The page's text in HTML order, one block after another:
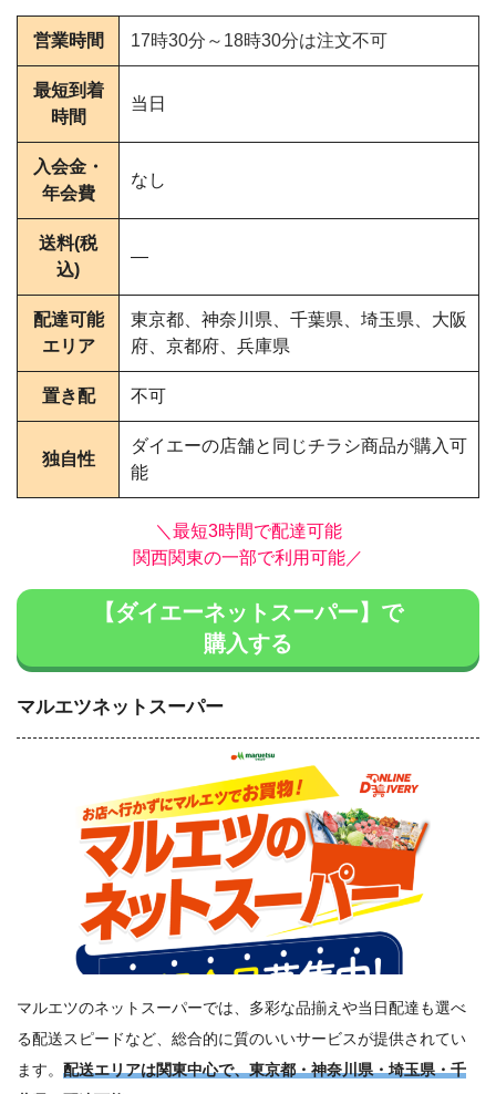
営業時間 17時30分～18時30分は注文不可
最短到着
時間
当日
入会金・
年会費
なし
送料(税
込)
―
配達可能
エリア
東京都、神奈川県、千葉県、埼玉県、大阪
府、京都府、兵庫県
置き配 不可
独自性
ダイエーの店舗と同じチラシ商品が購入可
能
＼最短3時間で配達可能
関西関東の一部で利用可能／
【ダイエーネットスーパー】で
購入する
マルエツネットスーパー
マルエツのネットスーパーでは、多彩な品揃えや当日配達も選べ
る配送スピードなど、総合的に質のいいサービスが提供されてい
ます。 配送エリアは関東中心で、東京都・神奈川県・埼玉県・千